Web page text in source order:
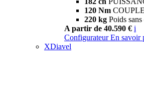
120 Nm COUPLE
220 kg Poids
A partir de 40.590 € i
Configurateur En savoir
XDiavel